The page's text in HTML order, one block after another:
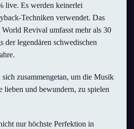
live. Es werden keinerlei
Techniken verwendet. Das
Revival umfasst mehr als 30
der legendären schwedischen
zusammengetan, um die Musik
und bewundern, zu spielen
nur höchste Perfektion in